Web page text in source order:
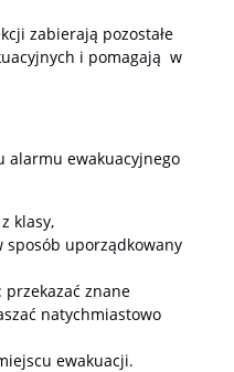
zabierają pozostałe
i pomagają w
alarmu ewakuacyjnego
klasy,
sposób uporządkowany
przekazać znane
natychmiastowo
ewakuacji.